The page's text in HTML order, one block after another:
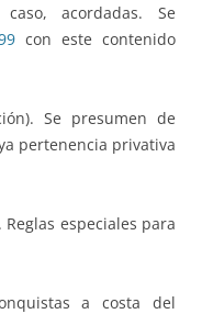
acordadas. Se
con este contenido
Se presumen de
pertenencia privativa
especiales para
a costa del